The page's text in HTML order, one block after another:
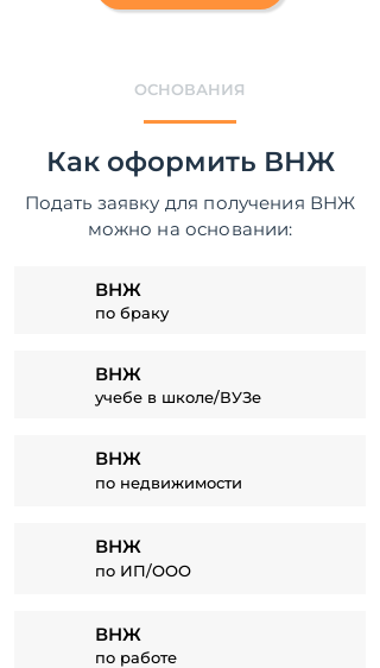
ОСНОВАНИЯ
Как оформить ВНЖ
Подать заявку для получения ВНЖ
можно на основании:
ВНЖ
по браку
ВНЖ
учебе в школе/ВУЗе
ВНЖ
по недвижимости
ВНЖ
по ИП/ООО
ВНЖ
по работе